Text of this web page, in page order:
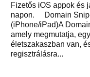
Fizetős iOS appok és
napon. Domain
(iPhone/iPad)A
amely megmutatja,
életszakaszban van,
regisztrálásra...